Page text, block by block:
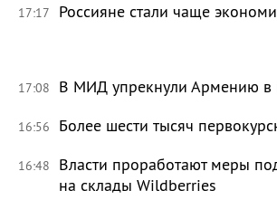
17:17 Россияне стали чаще
17:08 В МИД упрекнули Армению в
16:56 Более шести тысяч
16:48
Власти проработают меры
на склады Wildberries